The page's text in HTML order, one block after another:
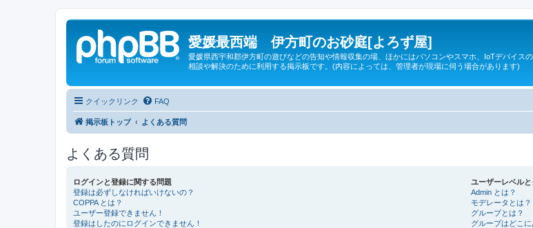
愛媛最西端 伊方町のお砂庭[よろず屋]
愛媛県西宇和郡伊方町の遊びなどの告知や情報収集の場、ほかにはパソコンやスマホ、IoTデバイス
相談や解決のために利用する掲示板です。(内容によっては、管理者が現場に伺う場合があります)
クイックリンク FAQ
掲示板トップ よくある質問
よくある質問
ログインと登録に関する問題
登録は必ずしなければいけないの？
COPPA とは？
ユーザー登録できません！
登録はしたのにログインできません！
ユーザーレベル
Admin とは？
モデレータとは？
グループとは？
グループはどこ